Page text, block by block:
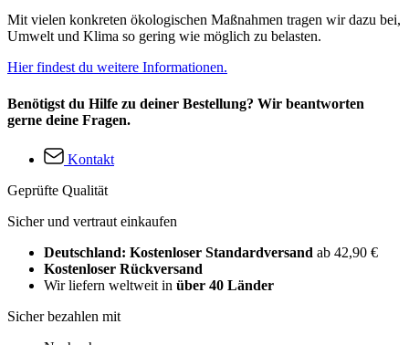
Mit vielen konkreten ökologischen Maßnahmen tragen wir dazu bei,
Umwelt und Klima so gering wie möglich zu belasten.
Hier findest du weitere Informationen.
Benötigst du Hilfe zu deiner Bestellung? Wir beantworten
gerne deine Fragen.
Kontakt
Geprüfte Qualität
Sicher und vertraut einkaufen
Deutschland: Kostenloser Standardversand ab 42,90 €
Kostenloser Rückversand
Wir liefern weltweit in über 40 Länder
Sicher bezahlen mit